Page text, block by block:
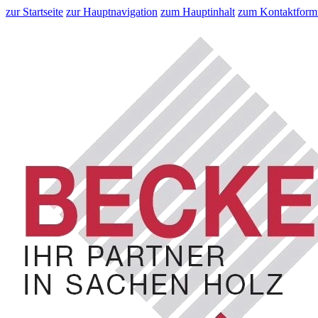
zur Startseite zur Hauptnavigation zum Hauptinhalt zum